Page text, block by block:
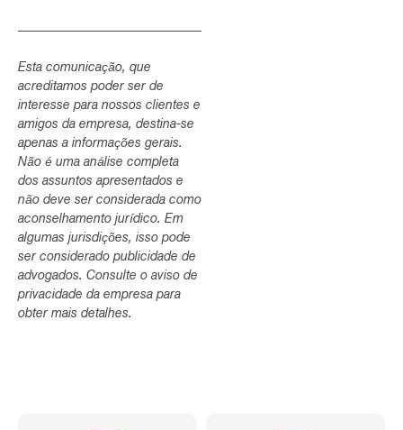
Esta comunicação, que
acreditamos poder ser de
interesse para nossos clientes e
amigos da empresa, destina-se
apenas a informações gerais.
Não é uma análise completa
dos assuntos apresentados e
não deve ser considerada como
aconselhamento jurídico. Em
algumas jurisdições, isso pode
ser considerado publicidade de
advogados. Consulte o aviso de
privacidade da empresa para
obter mais detalhes.